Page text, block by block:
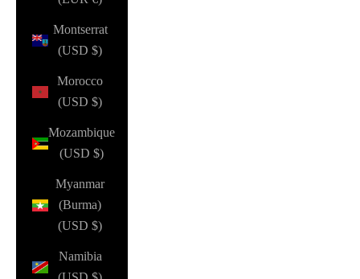
Montserrat
(USD $)
Morocco
(USD $)
Mozambique
(USD $)
Myanmar
(Burma)
(USD $)
Namibia